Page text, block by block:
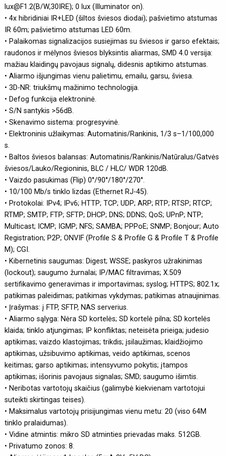
lux@F1.2(B/W,30IRE); 0 lux (Illuminator on).
• 4x hibridiniai IR+LED (šiltos šviesos diodai); pašvietimo atstumas
IR 60m; pašvietimo atstumas LED 60m.
• Palaikomas signalizacijos susiejimas su šviesos ir garso efektais;
raudonos ir mėlynos šviesos blyksintis aliarmas, SMD 4.0 versija:
mažiau klaidingų pavojaus signalų, didesnis aptikimo atstumas.
• Aliarmo išjungimas vienu palietimu, emailu, garsu, šviesa.
• 3D-NR: triukšmų mažinimo technologija.
• Defog funkcija elektroninė.
• S/N santykis >56dB.
• Skenavimo sistema: progresyvinė.
• Elektroninis užlaikymas: Automatinis/Rankinis, 1/3 s–1/100,000
s.
• Baltos šviesos balansas: Automatinis/Rankinis/Natūralus/Gatvės
šviesos/Lauko/Regioninis, BLC / HLC/ WDR 120dB.
• Vaizdo pasukimas (Flip) 0°/90°/180°/270°.
• 10/100 Mb/s tinklo lizdas (Ethernet RJ-45).
• Protokolai: IPv4; IPv6; HTTP; TCP; UDP; ARP; RTP; RTSP; RTCP;
RTMP; SMTP; FTP; SFTP; DHCP; DNS; DDNS; QoS; UPnP; NTP;
Multicast; ICMP; IGMP; NFS; SAMBA; PPPoE; SNMP; Bonjour; Auto
Registration; P2P; ONVIF (Profile S & Profile G & Profile T & Profile
M); CGI.
• Kibernetinis saugumas: Digest; WSSE; paskyros užrakinimas
(lockout); saugumo žurnalai; IP/MAC filtravimas; X.509
sertifikavimo generavimas ir importavimas; syslog; HTTPS; 802.1x;
patikimas paleidimas; patikimas vykdymas; patikimas atnaujinimas.
• Įrašymas: į FTP, SFTP, NAS serverius.
• Aliarmo sąlyga: Nėra SD kortelės; SD kortelė pilna; SD kortelės
klaida; tinklo atjungimas; IP konfliktas; neteisėta prieiga; judesio
aptikimas; vaizdo klastojimas; trikdis; įsilaužimas; klaidžiojimo
aptikimas, užsibuvimo aptikimas, veido aptikimas, scenos
keitimas; garso aptikimas; intensyvumo pokytis; įtampos
aptikimas; išorinis pavojaus signalas; SMD; saugumo išimtis.
• Neribotas vartotojų skaičius (galimybė kiekvienam vartotojui
suteikti skirtingas teises).
• Maksimalus vartotojų prisijungimas vienu metu: 20 (viso 64M
tinklo pralaidumas).
• Vidine atmintis: mikro SD atminties prievadas maks. 512GB.
• Privatumo zonos: 8.